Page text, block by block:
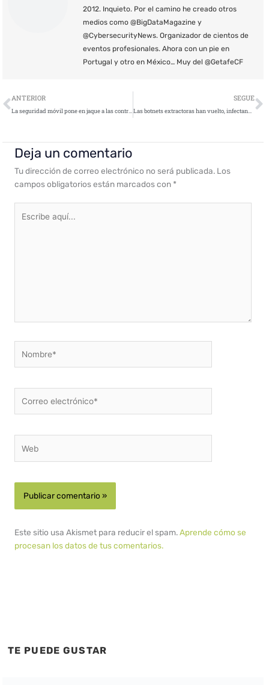
2012. Inquieto. Por el camino he creado otros
medios como @BigDataMagazine y
@CybersecurityNews. Organizador de cientos de
eventos profesionales. Ahora con un pie en
Portugal y otro en México… Muy del @GetafeCF
Ant
ANTERIOR
La seguridad móvil pone en jaque a las contraseñas tradicionales
SEGUE
Las botnets extractoras han vuelto, infectando a miles de PCs y generando miles de euros para los cibercriminales
Deja un comentario
Tu dirección de correo electrónico no será publicada. Los
campos obligatorios están marcados con *
aquí...
electrónico*
Este sitio usa Akismet para reducir el spam.Aprende cómo se
procesan los datos de tus comentarios.
TE PUEDE GUSTAR